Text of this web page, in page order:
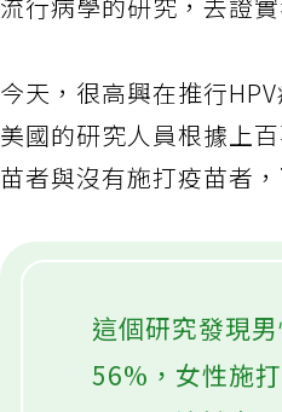
流行病學的研究，去證實
今天，很高興在推行
美國的研究人員根據上
苗者與沒有施打疫苗者
這個研究發現
56%，女性施